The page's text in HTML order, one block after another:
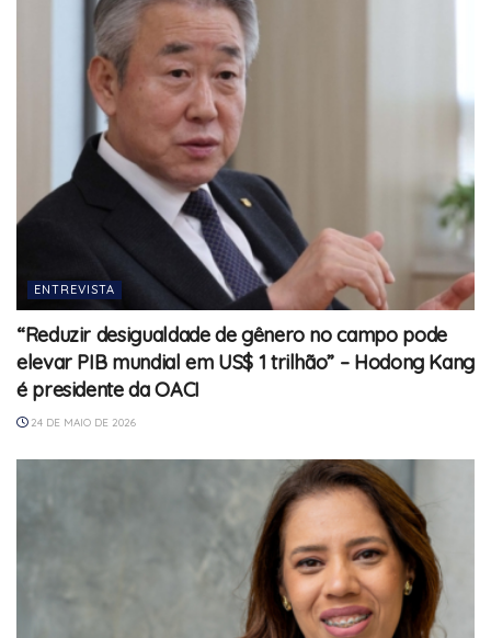
ENTREVISTA
“Reduzir desigualdade de gênero no campo pode
elevar PIB mundial em US$ 1 trilhão” – Hodong Kang
é presidente da OACI
24 DE MAIO DE 2026